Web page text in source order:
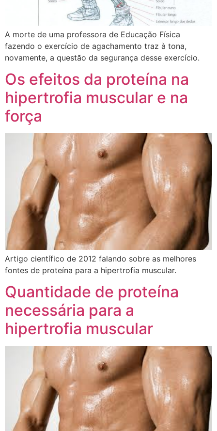
A morte de uma professora de Educação Física
fazendo o exercício de agachamento traz à tona,
novamente, a questão da segurança desse exercício.
Os efeitos da proteína na
hipertrofia muscular e na
força
Artigo científico de 2012 falando sobre as melhores
fontes de proteína para a hipertrofia muscular.
Quantidade de proteína
necessária para a
hipertrofia muscular